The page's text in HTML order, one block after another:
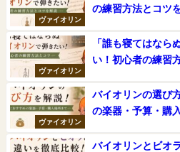
ヴァイオリン
の練習方法とコツ
ヴァイオリン
「誰も寝てはなら
い！初心者の練習
ヴァイオリン
バイオリンの選び
の楽器・予算・購
バイオリンとビオ